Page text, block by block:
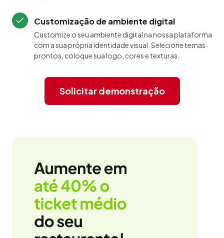
Customização de ambiente digital
Customize o seu ambiente digital na nossa plataforma
com a sua própria identidade visual. Selecione temas
prontos, coloque sua logo, cores e texturas.
Solicitar demonstração